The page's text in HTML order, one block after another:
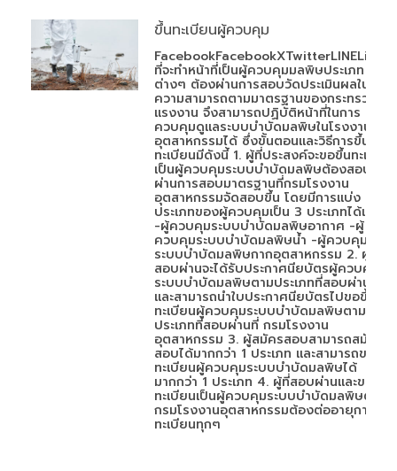
ขึ้นทะเบียนผู้ควบคุม
FacebookFacebookXTwitterLINELineผู้
ที่จะทำหน้าที่เป็นผู้ควบคุมมลพิษประเภท
ต่างๆ ต้องผ่านการสอบวัดประเมินผลใน
ความสามารถตามมาตรฐานของกระทรวง
แรงงาน จึงสามารถปฏิบัติหน้าที่ในการ
ควบคุมดูแลระบบบำบัดมลพิษในโรงงาน
อุตสาหกรรมได้ ซึ่งขั้นตอนและวิธีการขึ้น
ทะเบียนมีดังนี้ 1. ผู้ที่ประสงค์จะขอขึ้นทะเบียน
เป็นผู้ควบคุมระบบบำบัดมลพิษต้องสอบ
ผ่านการสอบมาตรฐานที่กรมโรงงาน
อุตสาหกรรมจัดสอบขึ้น โดยมีการแบ่ง
ประเภทของผู้ควบคุมเป็น 3 ประเภทได้แก่
-ผู้ควบคุมระบบบำบัดมลพิษอากาศ -ผู้
ควบคุมระบบบำบัดมลพิษน้ำ -ผู้ควบคุม
ระบบบำบัดมลพิษกากอุตสาหกรรม 2. ผู้ที่
สอบผ่านจะได้รับประกาศนียบัตรผู้ควบคุม
ระบบบำบัดมลพิษตามประเภทที่สอบผ่าน
และสามารถนำใบประกาศนียบัตรไปขอขึ้น
ทะเบียนผู้ควบคุมระบบบำบัดมลพิษตาม
ประเภทที่สอบผ่านที่ กรมโรงงาน
อุตสาหกรรม 3. ผู้สมัครสอบสามารถสมัคร
สอบได้มากกว่า 1 ประเภท และสามารถขอขึ้น
ทะเบียนผู้ควบคุมระบบบำบัดมลพิษได้
มากกว่า 1 ประเภท 4. ผู้ที่สอบผ่านและขอขึ้น
ทะเบียนเป็นผู้ควบคุมระบบบำบัดมลพิษต่อ
กรมโรงงานอุตสาหกรรมต้องต่ออายุการขึ้น
ทะเบียนทุกๆ